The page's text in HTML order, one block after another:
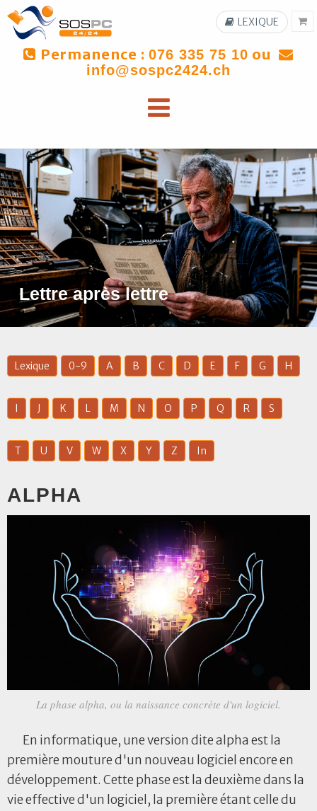
Permanence : 076 335 75 10 ou
info@sospc2424.ch
LEXIQUE
Lettre après lettre
Lexique 0-9 A B C D E F G H
I J K L M N O P Q R S
T U V W X Y Z In
ALPHA
La phase alpha, ou la naissance concrète d'un logiciel.
En informatique, une version dite alpha est la
première mouture d'un nouveau logiciel encore en
développement. Cette phase est la deuxième dans la
vie effective d'un logiciel, la première étant celle du